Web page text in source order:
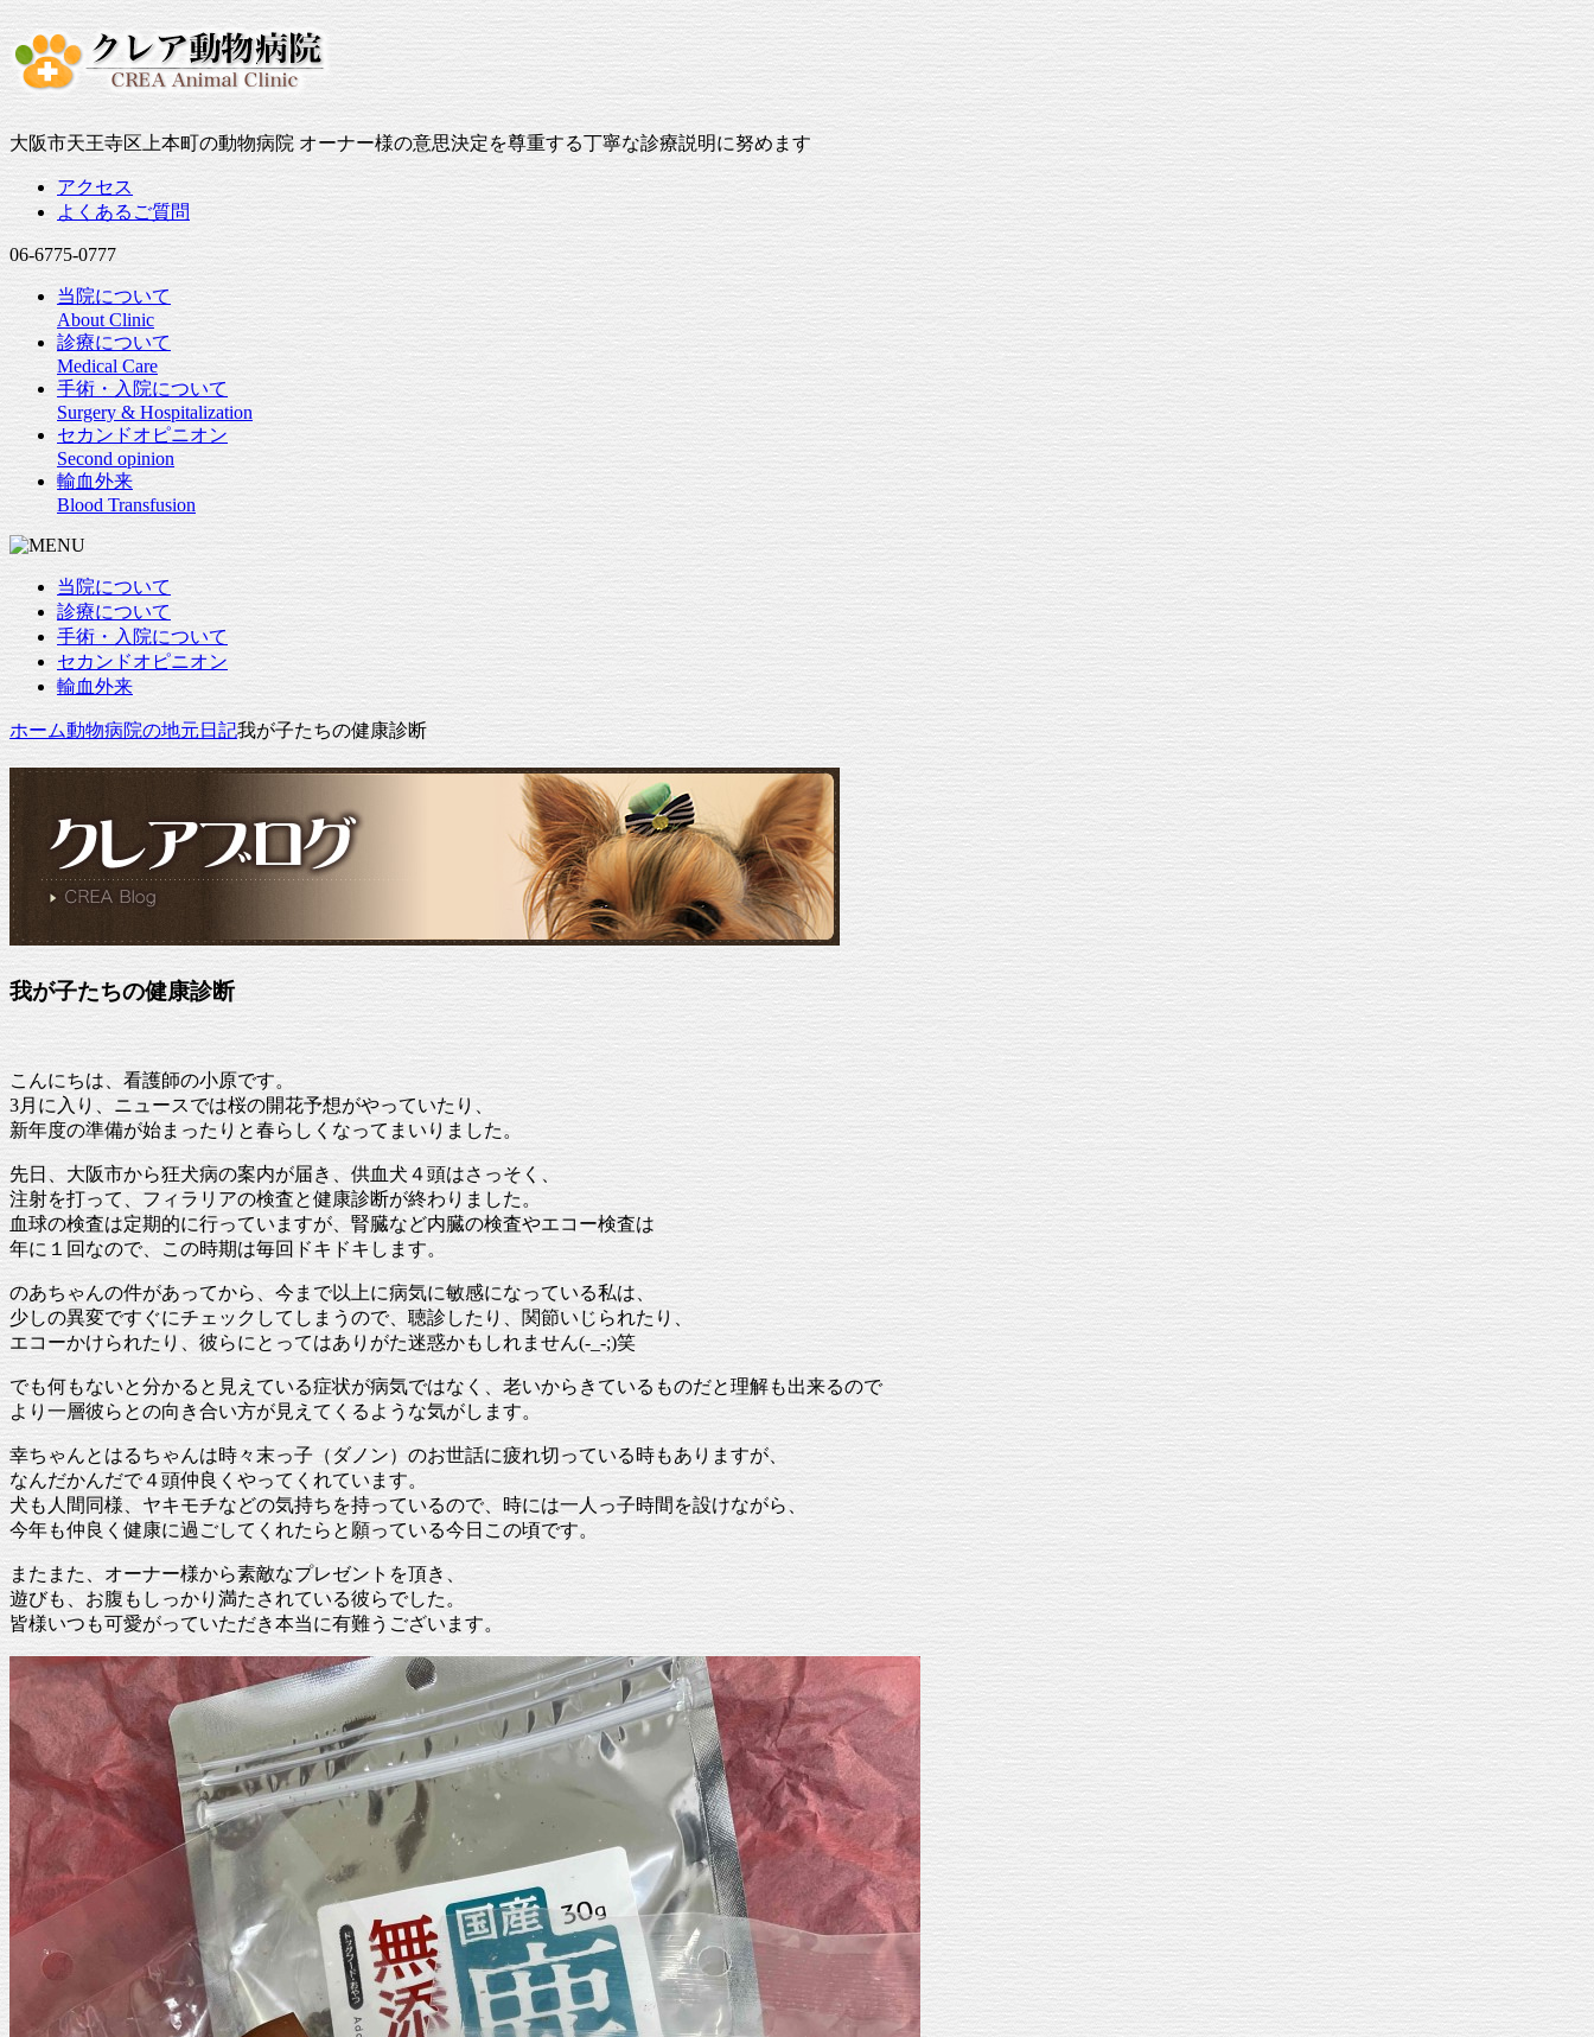
大阪市天王寺区上本町の動物病院 オーナー様の意思決定を尊重する丁寧な診療説明に努めます
アクセス
よくあるご質問
06-6775-0777
当院について
About Clinic
診療について
Medical Care
手術・入院について
Surgery & Hospitalization
セカンドオピニオン
Second opinion
輸血外来
Blood Transfusion
当院について
診療について
手術・入院について
セカンドオピニオン
輸血外来
ホーム動物病院の地元日記我が子たちの健康診断
我が子たちの健康診断
こんにちは、看護師の小原です。
3月に入り、ニュースでは桜の開花予想がやっていたり、
新年度の準備が始まったりと春らしくなってまいりました。
先日、大阪市から狂犬病の案内が届き、供血犬４頭はさっそく、
注射を打って、フィラリアの検査と健康診断が終わりました。
血球の検査は定期的に行っていますが、腎臓など内臓の検査やエコー検査は
年に１回なので、この時期は毎回ドキドキします。
のあちゃんの件があってから、今まで以上に病気に敏感になっている私は、
少しの異変ですぐにチェックしてしまうので、聴診したり、関節いじられたり、
エコーかけられたり、彼らにとってはありがた迷惑かもしれません(-_-;)笑
でも何もないと分かると見えている症状が病気ではなく、老いからきているものだと理解も出来るので
より一層彼らとの向き合い方が見えてくるような気がします。
幸ちゃんとはるちゃんは時々末っ子（ダノン）のお世話に疲れ切っている時もありますが、
なんだかんだで４頭仲良くやってくれています。
犬も人間同様、ヤキモチなどの気持ちを持っているので、時には一人っ子時間を設けながら、
今年も仲良く健康に過ごしてくれたらと願っている今日この頃です。
またまた、オーナー様から素敵なプレゼントを頂き、
遊びも、お腹もしっかり満たされている彼らでした。
皆様いつも可愛がっていただき本当に有難うございます。